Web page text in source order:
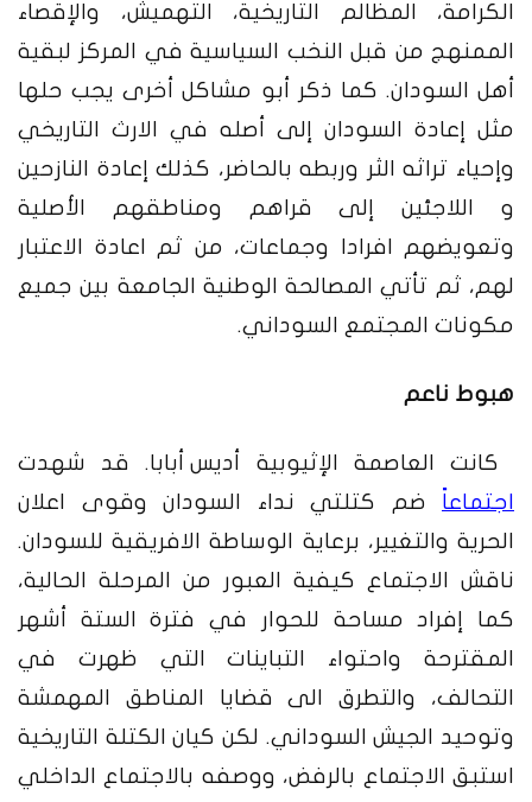
الكرامة، المظالم التاريخية، التهميش، والإقصاء
الممنهج من قبل النخب السياسية في المركز لبقية
أهل السودان. كما ذكر أبو مشاكل أخرى يجب حلها
مثل إعادة السودان إلى أصله في الارث التاريخي
وإحياء تراثه الثر وربطه بالحاضر، كذلك إعادة النازحين
و اللاجئين إلى قراهم ومناطقهم الأصلية
وتعويضهم افرادا وجماعات، من ثم اعادة الاعتبار
لهم، ثم تأتي المصالحة الوطنية الجامعة بين جميع
مكونات المجتمع السوداني.
هبوط ناعم
كانت العاصمة الإثيوبية أديسأبابا. قد شهدت
اجتماعاً ضم كتلتي نداء السودان وقوى اعلان
الحرية والتغيير، برعاية الوساطة الافريقية للسودان.
ناقش الاجتماع كيفية العبور من المرحلة الحالية،
كما إفراد مساحة للحوار في فترة الستة أشهر
المقترحة واحتواء التباينات التي ظهرت في
التحالف، والتطرق الى قضايا المناطق المهمشة
وتوحيد الجيش السوداني. لكن كيان الكتلة التاريخية
استبق الاجتماع بالرفض، ووصفه بالاجتماع الداخلي